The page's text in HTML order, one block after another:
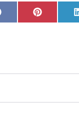
FacebookPinterest